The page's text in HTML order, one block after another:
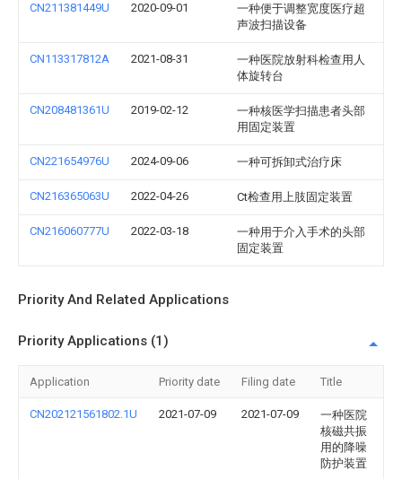
CN211381449U 2020-09-01
一种便于调整宽度医疗超
声波扫描设备
CN113317812A 2021-08-31
一种医院放射科检查用人
体旋转台
CN208481361U 2019-02-12
一种核医学扫描患者头部
用固定装置
CN221654976U 2024-09-06 一种可拆卸式治疗床
CN216365063U 2022-04-26 Ct检查用上肢固定装置
CN216060777U 2022-03-18
一种用于介入手术的头部
固定装置
Priority And Related Applications
Priority Applications (1)
Application Priority date Filing date Title
CN202121561802.1U 2021-07-09 2021-07-09
一种医院
核磁共振
用的降噪
防护装置